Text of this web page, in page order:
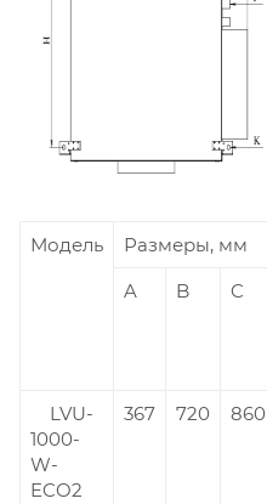
Модель
Размеры, мм
A
B C
LVU-
1000-
W-
ECO2
367 720 860